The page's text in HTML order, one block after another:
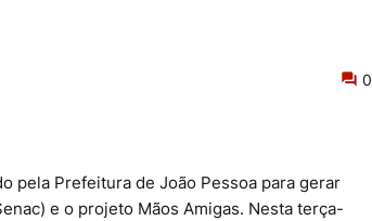
0
pela Prefeitura de João Pessoa para gerar
e o projeto Mãos Amigas. Nesta terça-